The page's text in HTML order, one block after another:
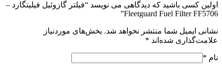
اولین کسی باشید که دیدگاهی می نویسد “فیلتر گازوئیل فیلیتگارد –
Fleetguard Fuel Filter FF5706”
نشانی ایمیل شما منتشر نخواهد شد. بخش‌های موردنیاز
علامت‌گذاری شده‌اند *
نام *